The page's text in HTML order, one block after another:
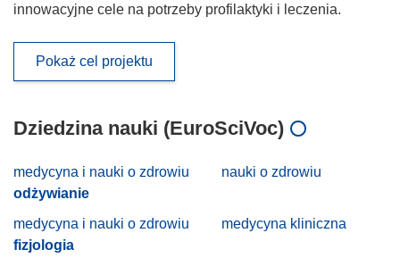
innowacyjne cele na potrzeby profilaktyki i leczenia.
Pokaż cel projektu
Dziedzina nauki (EuroSciVoc)
medycyna i nauki o zdrowiu
nauki o zdrowiu
odżywianie
medycyna i nauki o zdrowiu
medycyna kliniczna
fizjologia